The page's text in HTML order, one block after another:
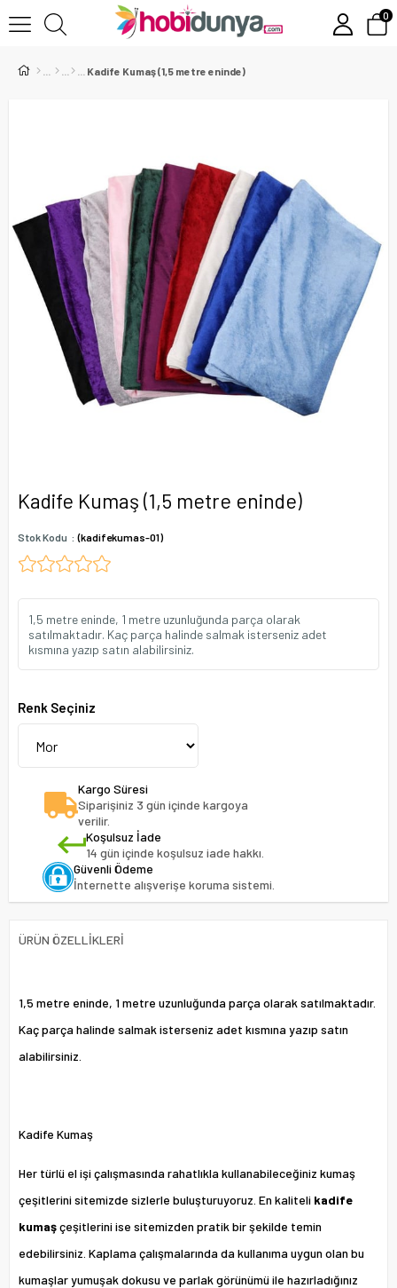
0
Kadife Kumaş (1,5 metre eninde)
Kadife Kumaş (1,5 metre eninde)
Stok Kodu (kadifekumas-01)
1,5 metre eninde, 1 metre uzunluğunda parça olarak
satılmaktadır. Kaç parça halinde salmak isterseniz adet
kısmına yazıp satın alabilirsiniz.
Renk Seçiniz
Kargo Süresi
Siparişiniz 3 gün içinde kargoya
verilir.
Koşulsuz İade
14 gün içinde koşulsuz iade hakkı.
Güvenli Ödeme
İnternette alışverişe koruma sistemi.
ÜRÜN ÖZELLIKLERI
1,5 metre eninde, 1 metre uzunluğunda parça olarak satılmaktadır.
Kaç parça halinde salmak isterseniz adet kısmına yazıp satın
alabilirsiniz.
Kadife Kumaş
Her türlü el işi çalışmasında rahatlıkla kullanabileceğiniz kumaş
çeşitlerini sitemizde sizlerle buluşturuyoruz. En kaliteli kadife
kumaşçeşitlerini ise sitemizden pratik bir şekilde temin
edebilirsiniz. Kaplama çalışmalarında da kullanıma uygun olan bu
kumaşlar yumuşak dokusu ve parlak görünümü ile hazırladığınız